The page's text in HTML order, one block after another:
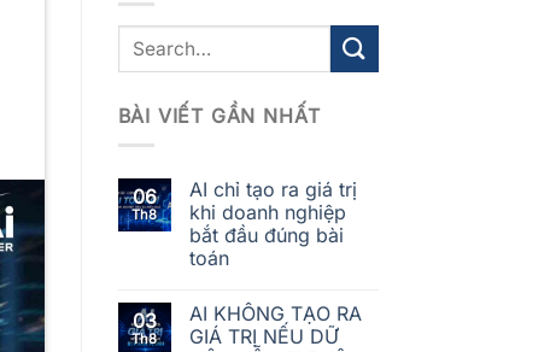
BÀI VIẾT GẦN NHẤT
06
Th8
AI chỉ tạo ra giá trị
khi doanh nghiệp
bắt đầu đúng bài
toán
03
Th8
AI KHÔNG TẠO RA
GIÁ TRỊ NẾU DỮ